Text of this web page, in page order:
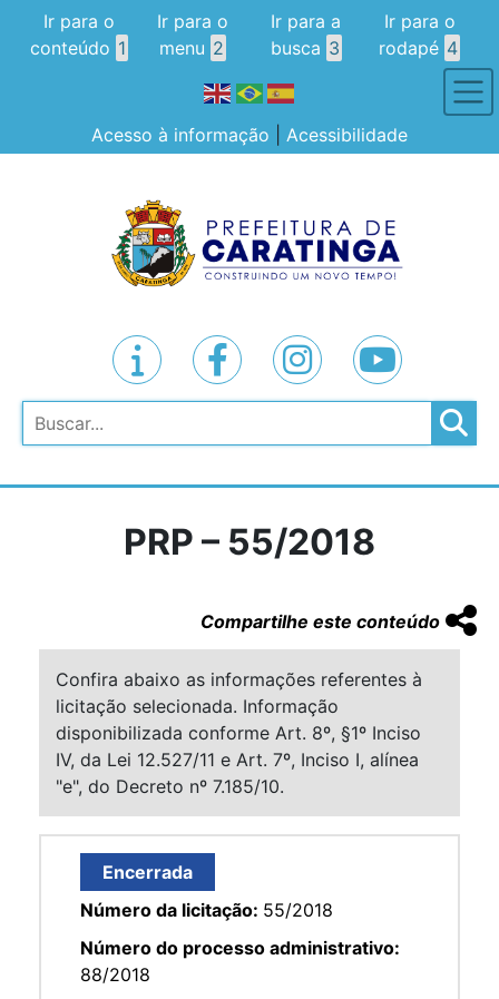
Ir para o
conteúdo 1
Ir para o
menu 2
Ir para a
busca 3
Ir para o
rodapé 4
Acesso à informação Acessibilidade
Pesquisar
PRP – 55/2018
Compartilhe este conteúdo
Confira abaixo as informações referentes à
licitação selecionada. Informação
disponibilizada conforme Art. 8º, §1º Inciso
IV, da Lei 12.527/11 e Art. 7º, Inciso I, alínea
"e", do Decreto nº 7.185/10.
Encerrada
Número da licitação: 55/2018
Número do processo administrativo:
88/2018